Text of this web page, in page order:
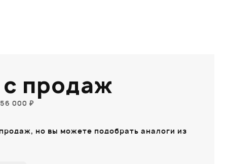
продаж
000 ₽
но вы можете подобрать аналоги из